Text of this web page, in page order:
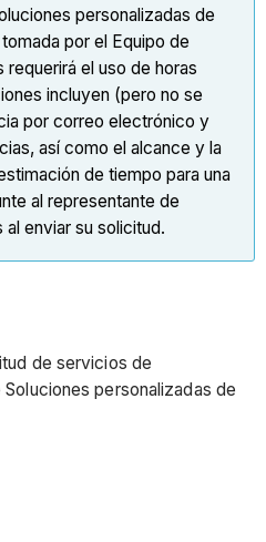
personalizadas de
por el Equipo de
requerirá el uso de horas
incluyen (pero no se
por correo electrónico y
así como el alcance y la
de tiempo para una
al representante de
enviar su solicitud.
de servicios de
personalizadas de